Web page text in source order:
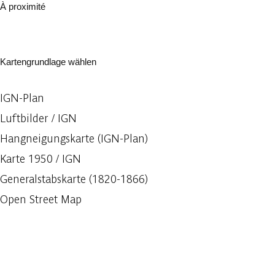
À proximité
Kartengrundlage wählen
IGN-Plan
Luftbilder / IGN
Hangneigungskarte (IGN-Plan)
Karte 1950 / IGN
Generalstabskarte (1820-1866)
Open Street Map